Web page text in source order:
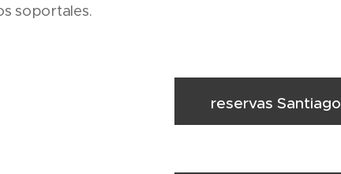
soportales.
reservas Santiago